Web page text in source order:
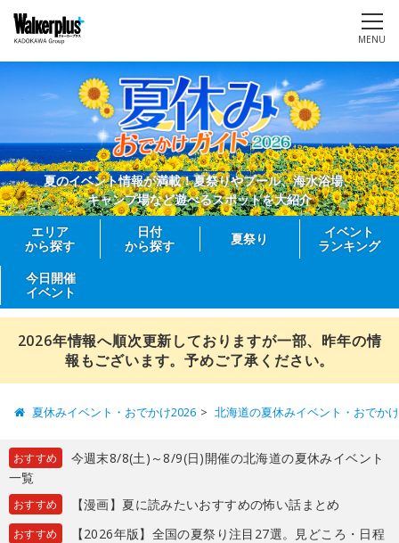
MENU
夏のイベント情報が満載！夏祭りやプール、海水浴場、
キャンプ場など遊べるスポットを大紹介
エリア
から探す
日付
から探す
夏祭り
イベント
ランキング
今日開催
イベント
2026年情報へ順次更新しておりますが一部、昨年の情
報もございます。予めご了承ください。
夏休みイベント・おでかけ2026 北海道の夏休みイベント・おでか
おすすめ
今週末8/8(土)～8/9(日)開催の北海道の夏休みイベント
一覧
おすすめ 【漫画】夏に読みたいおすすめの怖い話まとめ
おすすめ
【2026年版】全国の夏祭り注目27選。見どころ・日程